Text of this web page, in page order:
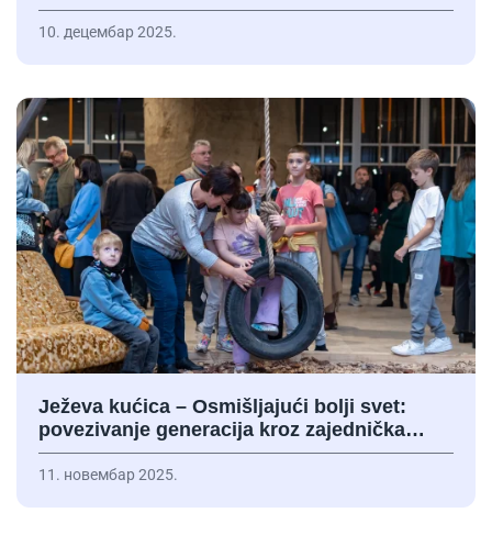
10. децембар 2025.
Ježeva kućica – Osmišljajući bolji svet:
povezivanje generacija kroz zajednička…
11. новембар 2025.